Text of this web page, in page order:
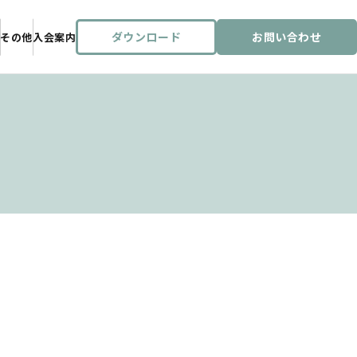
その他入会案内 ダウンロード お問い合わせ